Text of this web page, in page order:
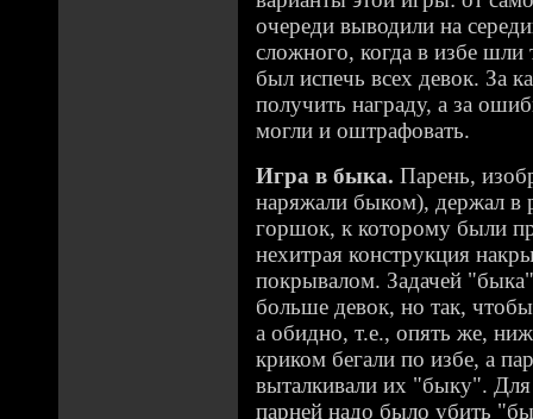
очереди выводили на
сложного, когда в избе
был испечь всех девок. За
получить награду, а за
могли и оштрафовать.
Игра в быка. Парень,
наряжали быком), держал в
горшок, к которому были
нехитрая конструкция
покрывалом. Задачей
больше девок, но так,
а обидно, т.е., опять же,
криком бегали по избе, а
выталкивали их "быку".
парней надо было убить